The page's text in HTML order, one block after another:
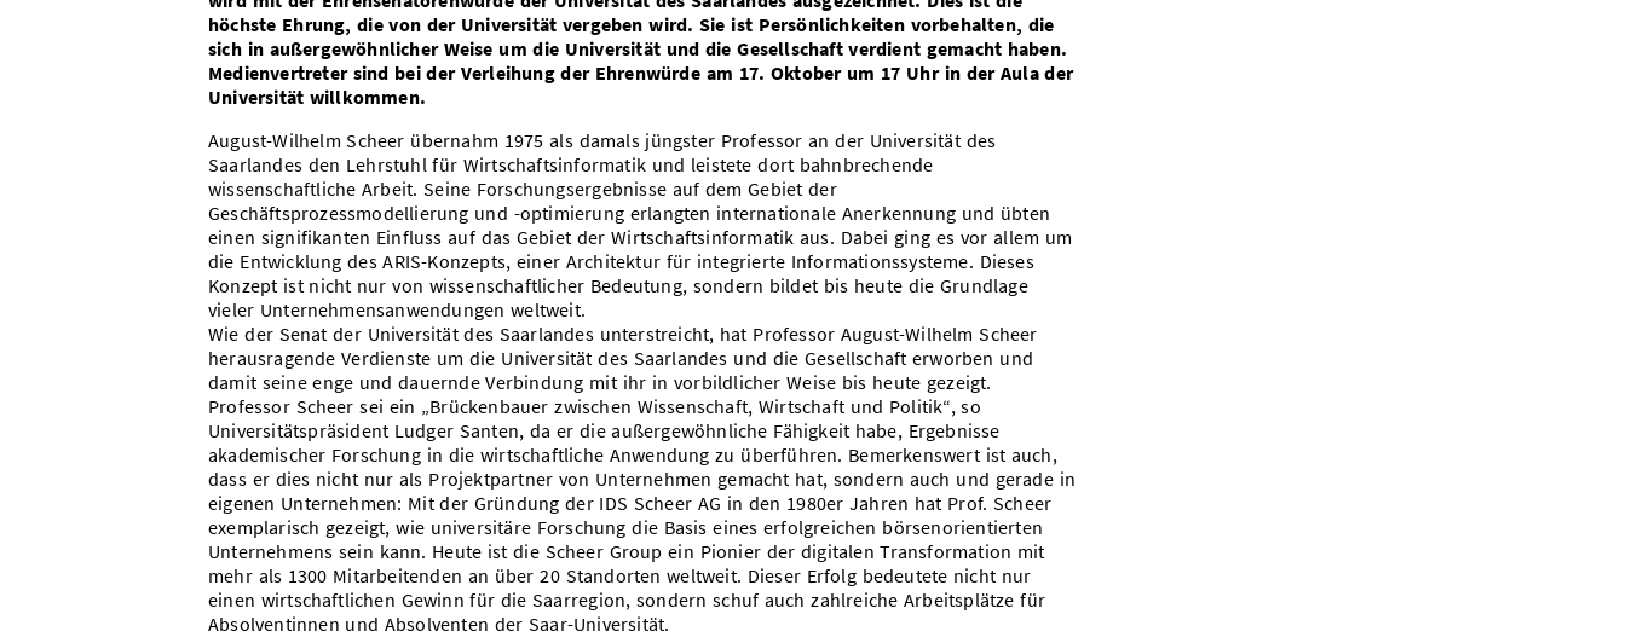
höchste Ehrung, die von der Universität vergeben wird. Sie ist Persönlichkeiten vorbehalten, die
sich in außergewöhnlicher Weise um die Universität und die Gesellschaft verdient gemacht haben.
Medienvertreter sind bei der Verleihung der Ehrenwürde am 17. Oktober um 17 Uhr in der Aula der
Universität willkommen.
August-Wilhelm Scheer übernahm 1975 als damals jüngster Professor an der Universität des
Saarlandes den Lehrstuhl für Wirtschaftsinformatik und leistete dort bahnbrechende
wissenschaftliche Arbeit. Seine Forschungsergebnisse auf dem Gebiet der
Geschäftsprozessmodellierung und -optimierung erlangten internationale Anerkennung und übten
einen signifikanten Einfluss auf das Gebiet der Wirtschaftsinformatik aus. Dabei ging es vor allem um
die Entwicklung des ARIS-Konzepts, einer Architektur für integrierte Informationssysteme. Dieses
Konzept ist nicht nur von wissenschaftlicher Bedeutung, sondern bildet bis heute die Grundlage
vieler Unternehmensanwendungen weltweit.
Wie der Senat der Universität des Saarlandes unterstreicht, hat Professor August-Wilhelm Scheer
herausragende Verdienste um die Universität des Saarlandes und die Gesellschaft erworben und
damit seine enge und dauernde Verbindung mit ihr in vorbildlicher Weise bis heute gezeigt.
Professor Scheer sei ein „Brückenbauer zwischen Wissenschaft, Wirtschaft und Politik“, so
Universitätspräsident Ludger Santen, da er die außergewöhnliche Fähigkeit habe, Ergebnisse
akademischer Forschung in die wirtschaftliche Anwendung zu überführen. Bemerkenswert ist auch,
dass er dies nicht nur als Projektpartner von Unternehmen gemacht hat, sondern auch und gerade in
eigenen Unternehmen: Mit der Gründung der IDS Scheer AG in den 1980er Jahren hat Prof. Scheer
exemplarisch gezeigt, wie universitäre Forschung die Basis eines erfolgreichen börsenorientierten
Unternehmens sein kann. Heute ist die Scheer Group ein Pionier der digitalen Transformation mit
mehr als 1300 Mitarbeitenden an über 20 Standorten weltweit. Dieser Erfolg bedeutete nicht nur
einen wirtschaftlichen Gewinn für die Saarregion, sondern schuf auch zahlreiche Arbeitsplätze für
Absolventinnen und Absolventen der Saar-Universität.